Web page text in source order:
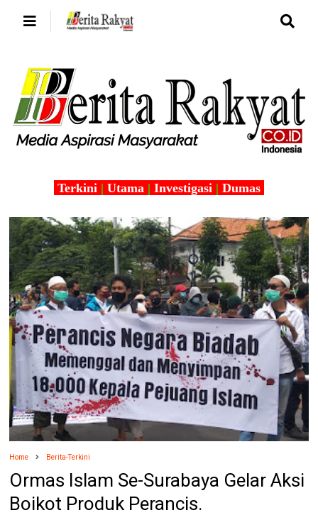
Terkini | Utama | Investigasi | Dumas
Home Berita-Terkini
Ormas Islam Se-Surabaya Gelar Aksi
Boikot Produk Perancis.